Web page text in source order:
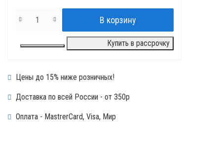
Купить в рассрочку
Цены до 15% ниже розничных!
Доставка по всей России - от 350р
Оплата - MastrerCard, Visa, Мир